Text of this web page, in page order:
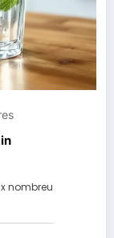
nombreu